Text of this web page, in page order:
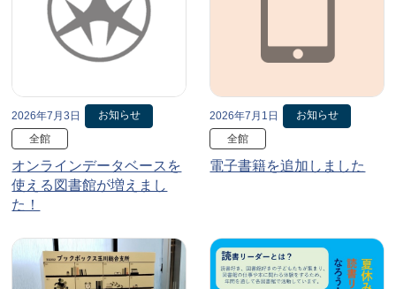
2026年7月3日
お知らせ
全館
オンラインデータベースを
使える図書館が増えまし
た！
2026年7月1日
お知らせ
全館
電子書籍を追加しました